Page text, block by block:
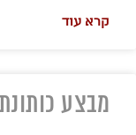
קרא עוד
מבצע